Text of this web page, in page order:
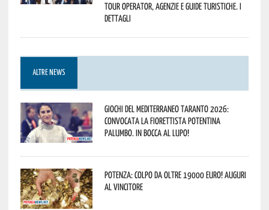
Tour Operator, Agenzie e Guide Turistiche. I
dettagli
ALTRE NEWS
Giochi del Mediterraneo Taranto 2026:
convocata la fiorettista potentina
Palumbo. In bocca al lupo!
Potenza: colpo da oltre 19000 Euro! Auguri
al vincitore